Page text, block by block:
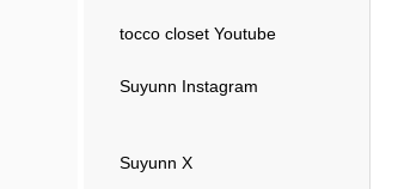
tocco closet Youtube
Suyunn Instagram
Suyunn X